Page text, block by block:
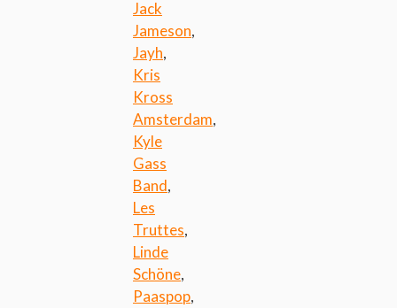
Jack
Jameson,
Jayh,
Kris
Kross
Amsterdam,
Kyle
Gass
Band,
Les
Truttes,
Linde
Schöne,
Paaspop,